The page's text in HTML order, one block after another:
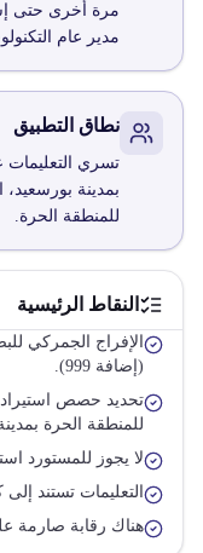
مرة أخرى حتى
مدير عام
نطاق التطبيق
تسري التعليمات
بمدينة بورسعيد،
للمنطقة الحرة.
النقاط الرئيسية
الإفراج الجمركي
(إضافة 999).
تحديد حصص
للمنطقة الحرة
لا يجوز للمستورد
التعليمات تستند إلى
هناك رقابة صارمة